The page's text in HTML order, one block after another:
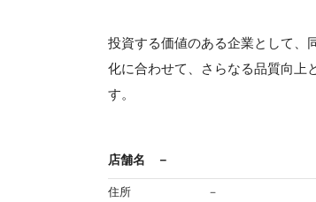
投資する価値のある企業として、
化に合わせて、さらなる品質向上
す。
店舗名 －
住所 －